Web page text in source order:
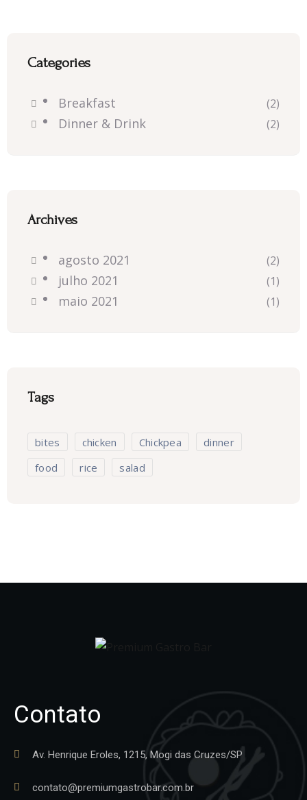
Categories
Breakfast (2)
Dinner & Drink (2)
Archives
agosto 2021 (2)
julho 2021 (1)
maio 2021 (1)
Tags
bites chicken Chickpea
dinner
food
rice salad
Contato
Av. Henrique Eroles, 1215, Mogi das Cruzes/SP
contato@premiumgastrobar.com.br